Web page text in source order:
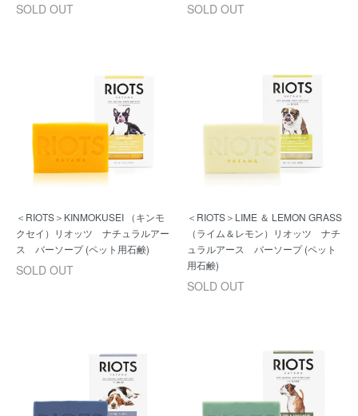
SOLD OUT SOLD OUT
＜RIOTS＞KINMOKUSEI （キンモ
クセイ）リオッツ ナチュラルアー
ス バーソープ (ペット用石鹸)
SOLD OUT
＜RIOTS＞LIME ＆ LEMON GRASS
（ライム＆レモン）リオッツ ナチ
ュラルアース バーソープ (ペット
用石鹸)
SOLD OUT